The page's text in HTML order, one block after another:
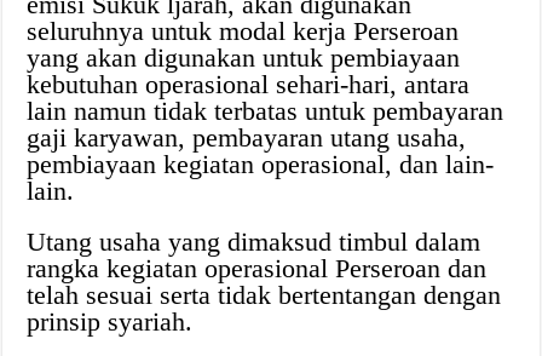
seluruhnya untuk modal kerja Perseroan
yang akan digunakan untuk pembiayaan
kebutuhan operasional sehari-hari, antara
lain namun tidak terbatas untuk pembayaran
gaji karyawan, pembayaran utang usaha,
pembiayaan kegiatan operasional, dan lain-
lain.
Utang usaha yang dimaksud timbul dalam
rangka kegiatan operasional Perseroan dan
telah sesuai serta tidak bertentangan dengan
prinsip syariah.